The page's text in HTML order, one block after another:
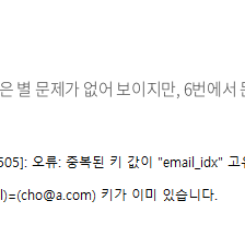
별 문제가 없어 보이지만, 6번에